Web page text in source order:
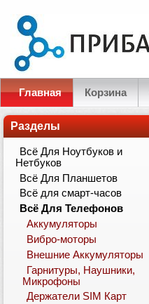
Главная Корзина
Разделы
Всё Для Ноутбуков и
Нетбуков
Всё Для Планшетов
Всё для смарт-часов
Всё Для Телефонов
Аккумуляторы
Вибро-моторы
Внешние Аккумуляторы
Гарнитуры, Наушники,
Микрофоны
Держатели SIM Карт